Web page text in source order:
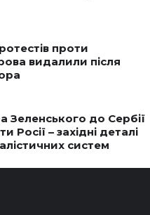
проти
видалили після
Зеленського до Сербії
Росії – західні деталі
систем